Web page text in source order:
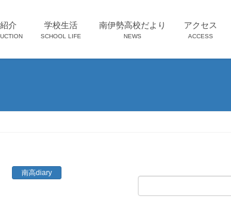
介 学校生活
SCHOOL LIFE
南伊勢高校だより
NEWS
アクセス
ACCESS
南高diary